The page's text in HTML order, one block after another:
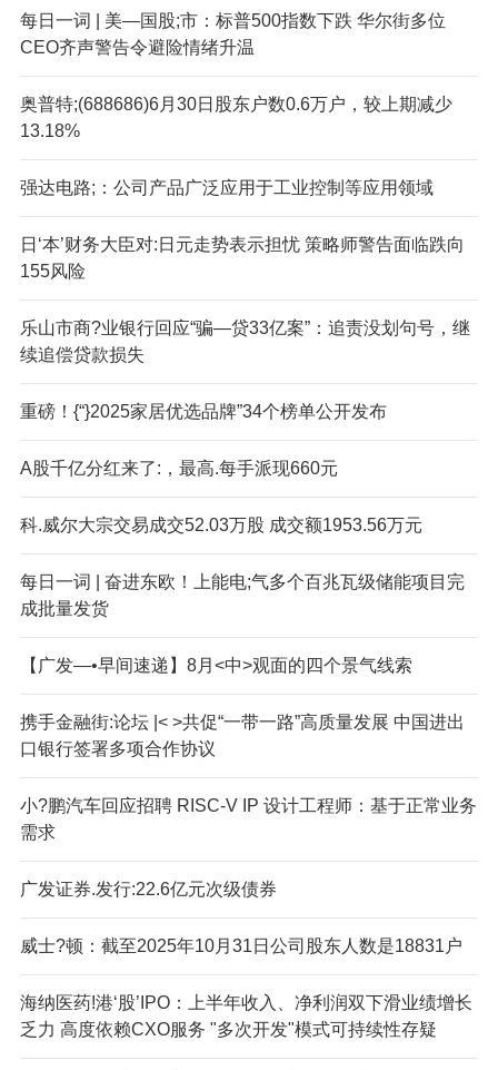
每日一词 | 美—国股;市：标普500指数下跌 华尔街多位
CEO齐声警告令避险情绪升温
奥普特;(688686)6月30日股东户数0.6万户，较上期减少
13.18%
强达电路;：公司产品广泛应用于工业控制等应用领域
日‘本’财务大臣对:日元走势表示担忧 策略师警告面临跌向
155风险
乐山市商?业银行回应“骗—贷33亿案”：追责没划句号，继
续追偿贷款损失
重磅！{“}2025家居优选品牌”34个榜单公开发布
A股千亿分红来了:，最高.每手派现660元
科.威尔大宗交易成交52.03万股 成交额1953.56万元
每日一词 | 奋进东欧！上能电;气多个百兆瓦级储能项目完
成批量发货
【广发—•早间速递】8月<中>观面的四个景气线索
携手金融街:论坛 |< >共促“一带一路”高质量发展 中国进出
口银行签署多项合作协议
小?鹏汽车回应招聘 RISC-V IP 设计工程师：基于正常业务
需求
广发证券.发行:22.6亿元次级债券
威士?顿：截至2025年10月31日公司股东人数是18831户
海纳医药!港‘股’IPO：上半年收入、净利润双下滑业绩增长
乏力 高度依赖CXO服务 "多次开发"模式可持续性存疑